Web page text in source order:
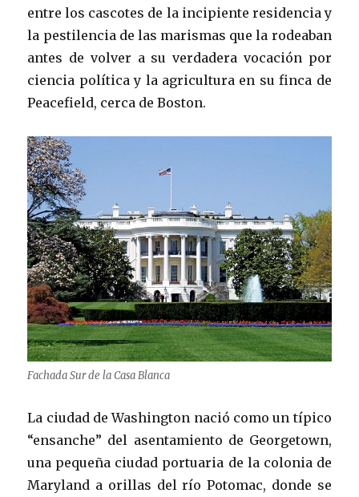
entre los cascotes de la incipiente residencia y
la pestilencia de las marismas que la rodeaban
antes de volver a su verdadera vocación por
ciencia política y la agricultura en su finca de
Peacefield, cerca de Boston.
Fachada Sur de la Casa Blanca
La ciudad de Washington nació como un típico
“ensanche” del asentamiento de Georgetown,
una pequeña ciudad portuaria de la colonia de
Maryland a orillas del río Potomac, donde se